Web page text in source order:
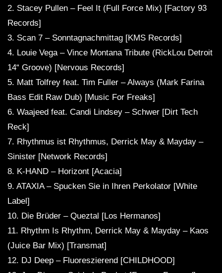
2. Stacey Pullen – Feel It (Full Force Mix) [Factory 93
Records]
3. Scan 7 – Sonntagnachmittag [KMS Records]
4. Louie Vega – Vince Montana Tribute (RickLou Detroit
14“ Groove) [Nervous Records]
5. Matt Tolfrey feat. Tim Fuller – Always (Mark Farina
Bass Edit Raw Dub) [Music For Freaks]
6. Waajeed feat. Candi Lindsey – Schwer [Dirt Tech
Reck]
7. Rhythmus ist Rhythmus, Derrick May & Mayday –
Sinister [Network Records]
8. K-HAND – Horizont [Acacia]
9. ATAXIA – Spucken Sie in Ihren Perkolator [White
Label]
10. Die Brüder – Queztal [Los Hermanos]
11. Rhythm Is Rhythm, Derrick May & Mayday – Kaos
(Juice Bar Mix) [Transmat]
12. DJ Deep – Fluoreszierend [CHILDHOOD]